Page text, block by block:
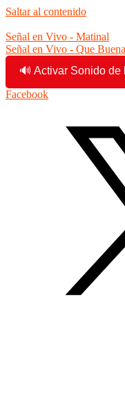
Saltar al contenido
Señal en Vivo - Matinal
Señal en Vivo - Que Buena
🔊 Activar Sonido de
Facebook